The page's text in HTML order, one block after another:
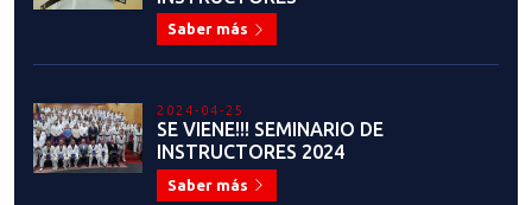
Saber más
2024-04-25
SE VIENE!!! SEMINARIO DE
INSTRUCTORES 2024
Saber más